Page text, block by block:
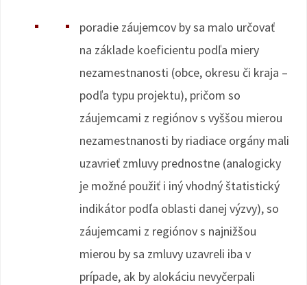
poradie záujemcov by sa malo určovať
na základe koeficientu podľa miery
nezamestnanosti (obce, okresu či kraja –
podľa typu projektu), pričom so
záujemcami z regiónov s vyššou mierou
nezamestnanosti by riadiace orgány mali
uzavrieť zmluvy prednostne (analogicky
je možné použiť i iný vhodný štatistický
indikátor podľa oblasti danej výzvy), so
záujemcami z regiónov s najnižšou
mierou by sa zmluvy uzavreli iba v
prípade, ak by alokáciu nevyčerpali